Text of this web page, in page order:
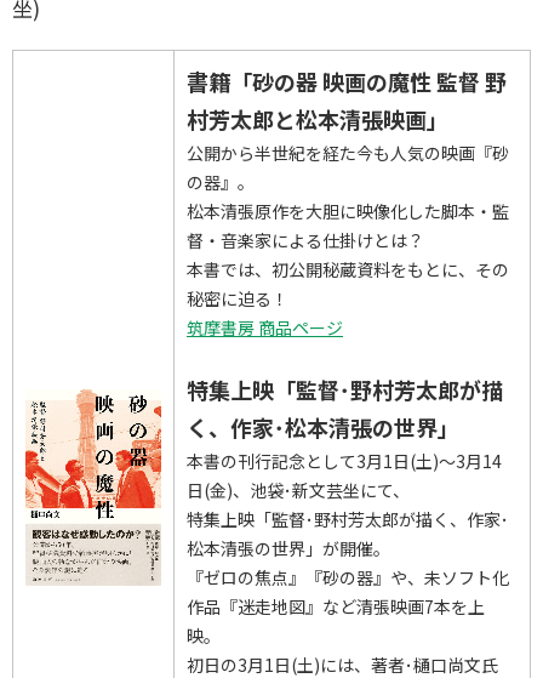
坐)
書籍「砂の器 映画の魔性 監督 野
村芳太郎と松本清張映画」
公開から半世紀を経た今も人気の映画『砂
の器』。
松本清張原作を大胆に映像化した脚本・監
督・音楽家による仕掛けとは？
本書では、初公開秘蔵資料をもとに、その
秘密に迫る！
筑摩書房 商品ページ
特集上映「監督･野村芳太郎が描
く、作家･松本清張の世界」
本書の刊行記念として3月1日(土)～3月14
日(金)、池袋･新文芸坐にて、
特集上映「監督･野村芳太郎が描く、作家･
松本清張の世界」が開催。
『ゼロの焦点』『砂の器』や、未ソフト化
作品『迷走地図』など清張映画7本を上
映。
初日の3月1日(土)には、著者･樋口尚文氏